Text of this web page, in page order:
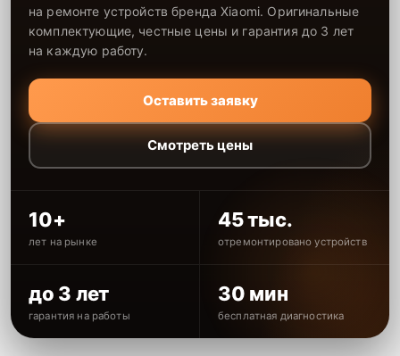
на ремонте устройств бренда Xiaomi. Оригинальные
комплектующие, честные цены и гарантия до 3 лет
на каждую работу.
Оставить заявку
Смотреть цены
10+
лет на рынке
45 тыс.
отремонтировано устройств
до 3 лет
гарантия на работы
30 мин
бесплатная диагностика